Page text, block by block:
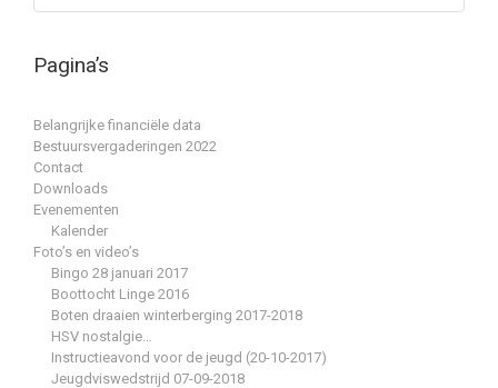
Pagina’s
Belangrijke financiële data
Bestuursvergaderingen 2022
Contact
Downloads
Evenementen
Kalender
Foto’s en video’s
Bingo 28 januari 2017
Boottocht Linge 2016
Boten draaien winterberging 2017-2018
HSV nostalgie…
Instructieavond voor de jeugd (20-10-2017)
Jeugdviswedstrijd 07-09-2018